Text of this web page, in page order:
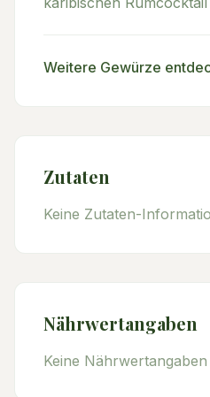
Weitere Gewürze
Zutaten
Keine Zutaten-
Nährwertangaben
Keine